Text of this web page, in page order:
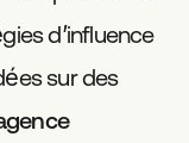
d’influence
sur des